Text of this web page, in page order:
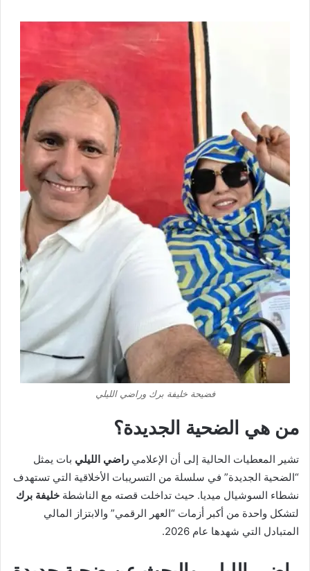
فضيحة خليفة برك وراضي الليلي
من هي الضحية الجديدة؟
تشير المعطيات الحالية إلى أن الإعلامي راضي الليلي بات يمثل
“الضحية الجديدة” في سلسلة من التسريبات الأخلاقية التي تستهدف
نشطاء السوشيال ميديا. حيث تداخلت قصته مع الناشطة خليفة برك
لتشكل واحدة من أكبر أزمات “العهر الرقمي” والابتزاز المالي
المتبادل التي شهدها عام 2026.